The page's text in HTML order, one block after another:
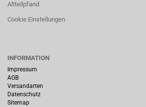
Altteilpfand
Cookie Einstellungen
INFORMATION
Impressum
AGB
Versandarten
Datenschutz
Sitemap